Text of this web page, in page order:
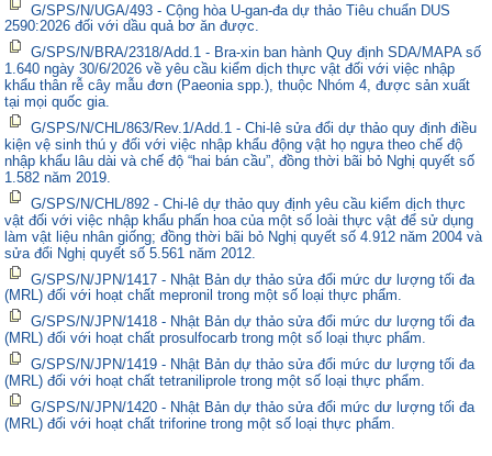
G/SPS/N/UGA/493 - Cộng hòa U-gan-đa dự thảo Tiêu chuẩn DUS
2590:2026 đối với dầu quả bơ ăn được.
G/SPS/N/BRA/2318/Add.1 - Bra-xin ban hành Quy định SDA/MAPA số
1.640 ngày 30/6/2026 về yêu cầu kiểm dịch thực vật đối với việc nhập
khẩu thân rễ cây mẫu đơn (Paeonia spp.), thuộc Nhóm 4, được sản xuất
tại mọi quốc gia.
G/SPS/N/CHL/863/Rev.1/Add.1 - Chi-lê sửa đổi dự thảo quy định điều
kiện vệ sinh thú y đối với việc nhập khẩu động vật họ ngựa theo chế độ
nhập khẩu lâu dài và chế độ “hai bán cầu”, đồng thời bãi bỏ Nghị quyết số
1.582 năm 2019.
G/SPS/N/CHL/892 - Chi-lê dự thảo quy định yêu cầu kiểm dịch thực
vật đối với việc nhập khẩu phấn hoa của một số loài thực vật để sử dụng
làm vật liệu nhân giống; đồng thời bãi bỏ Nghị quyết số 4.912 năm 2004 và
sửa đổi Nghị quyết số 5.561 năm 2012.
G/SPS/N/JPN/1417 - Nhật Bản dự thảo sửa đổi mức dư lượng tối đa
(MRL) đối với hoạt chất mepronil trong một số loại thực phẩm.
G/SPS/N/JPN/1418 - Nhật Bản dự thảo sửa đổi mức dư lượng tối đa
(MRL) đối với hoạt chất prosulfocarb trong một số loại thực phẩm.
G/SPS/N/JPN/1419 - Nhật Bản dự thảo sửa đổi mức dư lượng tối đa
(MRL) đối với hoạt chất tetraniliprole trong một số loại thực phẩm.
G/SPS/N/JPN/1420 - Nhật Bản dự thảo sửa đổi mức dư lượng tối đa
(MRL) đối với hoạt chất triforine trong một số loại thực phẩm.